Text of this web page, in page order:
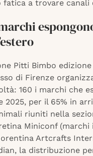
fatica a trovare
Pitti Bimbo
di Firenze
160 i marchi che
2025, per il 65% in
riuniti nella
Miniconf (marchi
Artcrafts
la distribuzione